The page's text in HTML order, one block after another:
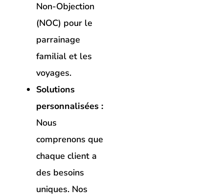
Non-Objection
(NOC) pour le
parrainage
familial et les
voyages.
Solutions
personnalisées :
Nous
comprenons que
chaque client a
des besoins
uniques. Nos